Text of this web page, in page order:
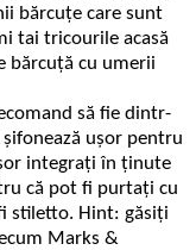
bărcuțe care sunt
tai tricourile acasă
bărcuță cu umerii
să fie dintr-
ușor pentru
integrați în ținute
că pot fi purtați cu
stiletto. Hint: găsiți
Marks &